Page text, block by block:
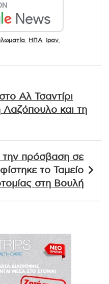
ΗΠΑ Ιραν
Αλ Τσαντίρι
και τη
την πρόσβαση σε
το Ταμείο
στη Βουλή